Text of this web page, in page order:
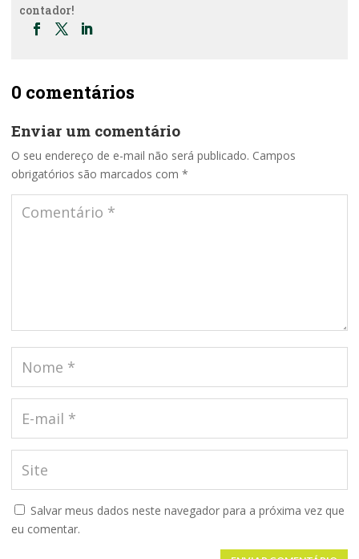
contador!
0 comentários
Enviar um comentário
O seu endereço de e-mail não será publicado. Campos
obrigatórios são marcados com *
Salvar meus dados neste navegador para a próxima vez que
eu comentar.